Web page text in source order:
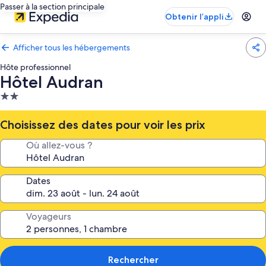
Passer à la section principale
Obtenir l’appli
Afficher tous les hébergements
Hôte professionnel
Hôtel Audran
Hébergement
2.0 étoiles
Choisissez des dates pour voir les prix
Où allez-vous ?
Dates
Voyageurs
Rechercher